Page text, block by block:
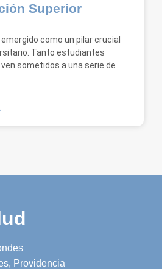
Superior
como un pilar crucial
Tanto estudiantes
sometidos a una serie de
Providencia